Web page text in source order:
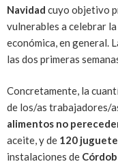
Navidad cuyo objetivo
vulnerables a celebrar
económica, en general.
las dos primeras
Concretamente, la
de los/as trabajadores/
alimentos no
aceite, y de 120
instalaciones de